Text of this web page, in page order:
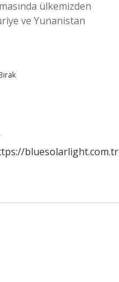
ülkemizden
ve Yunanistan
bluesolarlight.com.tr